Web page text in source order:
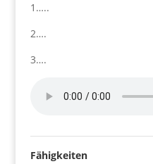
1…..
2….
3….
Fähigkeiten